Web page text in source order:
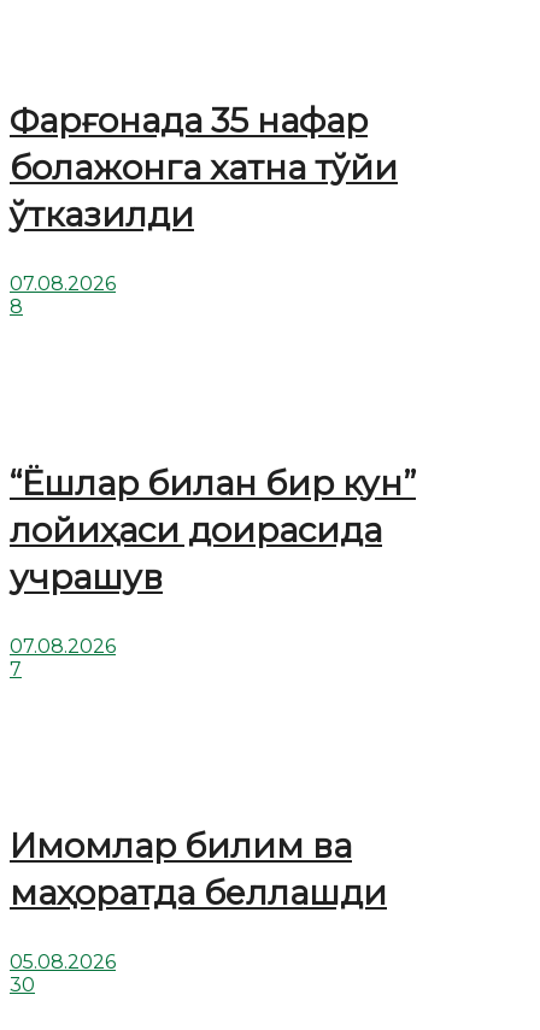
Фарғонада 35 нафар
болажонга хатна тўйи
ўтказилди
07.08.2026
8
“Ёшлар билан бир кун”
лойиҳаси доирасида
учрашув
07.08.2026
7
Имомлар билим ва
маҳоратда беллашди
05.08.2026
30